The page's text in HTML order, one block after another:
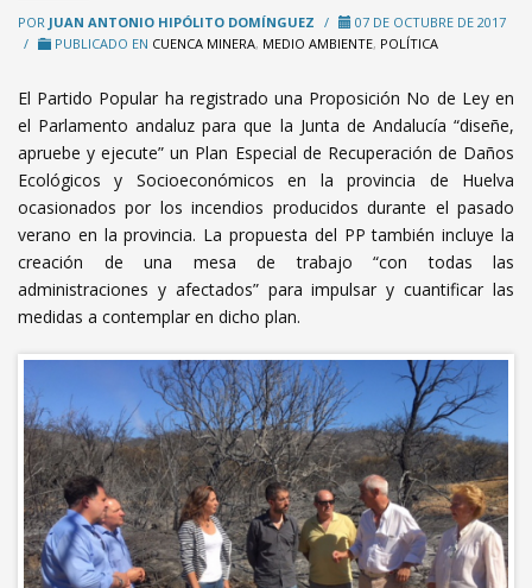
POR JUAN ANTONIO HIPÓLITO DOMÍNGUEZ /
07 DE OCTUBRE DE 2017
/
PUBLICADO EN CUENCA MINERA, MEDIO AMBIENTE, POLÍTICA
El Partido Popular ha registrado una Proposición No de Ley en
el Parlamento andaluz para que la Junta de Andalucía “diseñe,
apruebe y ejecute” un Plan Especial de Recuperación de Daños
Ecológicos y Socioeconómicos en la provincia de Huelva
ocasionados por los incendios producidos durante el pasado
verano en la provincia. La propuesta del PP también incluye la
creación de una mesa de trabajo “con todas las
administraciones y afectados” para impulsar y cuantificar las
medidas a contemplar en dicho plan.